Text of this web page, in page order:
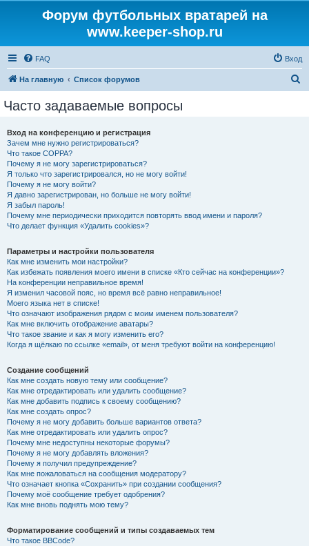
Форум футбольных вратарей на
www.keeper-shop.ru
FAQ Вход
На главную Список форумов
Часто задаваемые вопросы
Вход на конференцию и регистрация
Зачем мне нужно регистрироваться?
Что такое COPPA?
Почему я не могу зарегистрироваться?
Я только что зарегистрировался, но не могу войти!
Почему я не могу войти?
Я давно зарегистрирован, но больше не могу войти!
Я забыл пароль!
Почему мне периодически приходится повторять ввод имени и пароля?
Что делает функция «Удалить cookies»?
Параметры и настройки пользователя
Как мне изменить мои настройки?
Как избежать появления моего имени в списке «Кто сейчас на конференции»?
На конференции неправильное время!
Я изменил часовой пояс, но время всё равно неправильное!
Моего языка нет в списке!
Что означают изображения рядом с моим именем пользователя?
Как мне включить отображение аватары?
Что такое звание и как я могу изменить его?
Когда я щёлкаю по ссылке «email», от меня требуют войти на конференцию!
Создание сообщений
Как мне создать новую тему или сообщение?
Как мне отредактировать или удалить сообщение?
Как мне добавить подпись к своему сообщению?
Как мне создать опрос?
Почему я не могу добавить больше вариантов ответа?
Как мне отредактировать или удалить опрос?
Почему мне недоступны некоторые форумы?
Почему я не могу добавлять вложения?
Почему я получил предупреждение?
Как мне пожаловаться на сообщения модератору?
Что означает кнопка «Сохранить» при создании сообщения?
Почему моё сообщение требует одобрения?
Как мне вновь поднять мою тему?
Форматирование сообщений и типы создаваемых тем
Что такое BBCode?